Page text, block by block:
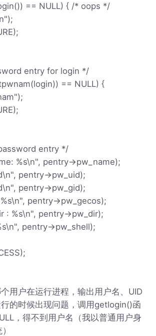
== NULL) { /* oops */
entry for login */
== NULL) {
entry */
%s\n", pentry->pw_name);
pentry->pw_uid);
pentry->pw_gid);
pentry->pw_gecos);
: %s\n", pentry->pw_dir);
pentry->pw_shell);
用户在运行进程，输出用户名、UID
的时候出现问题，调用getlogin()函
，得不到用户名（我以普通用户身